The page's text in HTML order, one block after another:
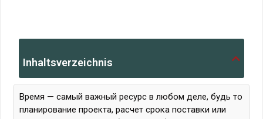
Inhaltsverzeichnis
Время — самый важный ресурс в любом деле, будь то
планирование проекта, расчет срока поставки или